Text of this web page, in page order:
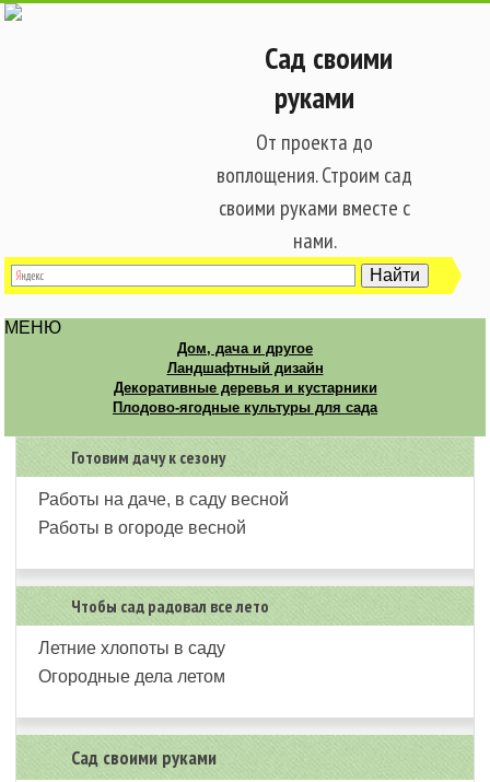
Сад своими
руками
От проекта до
воплощения. Строим сад
своими руками вместе с
нами.
МЕНЮ
Дом, дача и другое
Ландшафтный дизайн
Декоративные деревья и кустарники
Плодово-ягодные культуры для сада
Готовим дачу к сезону
Работы на даче, в саду весной
Работы в огороде весной
Чтобы сад радовал все лето
Летние хлопоты в саду
Огородные дела летом
Сад своими руками